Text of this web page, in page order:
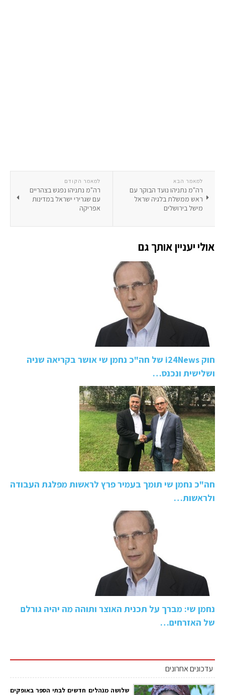
למאמר הקודם
רה"מ נתניהו נפגש בצהריים
עם שגרירי ישראל במדינות
אפריקה
למאמר הבא
רה"מ נתניהו נועד הבוקר עם
ראש ממשלת בלגיה שראל
מישל בירושלים
אולי יעניין אותך גם
חוק i24News של חה"כ נחמן שי אושר בקריאה שניה
ושלישית ונכנס…
חה"כ נחמן שי תומך בעמיר פרץ לראשות מפלגת העבודה
ולראשות…
נחמן שי: מברך על תכנית האוצר ותוהה מה יהיה גורלם
של האזרחים…
עדכונים אחרונים
שלושה מנהלים חדשים לבתי הספר באופקים